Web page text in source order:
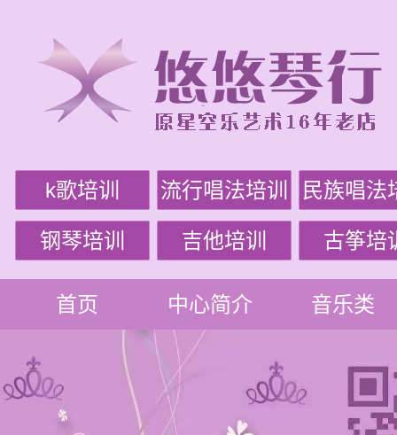
k歌培训 流行唱法培训 民族唱法
钢琴培训 吉他培训 古筝培
首页 中心简介 音乐类